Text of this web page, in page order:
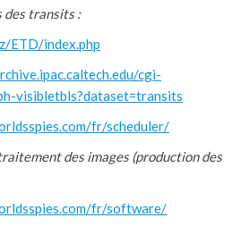
des transits :
ETD/index.php
cgi-
visibletbls?dataset=transits
fr/scheduler/
des images (production des
fr/software/